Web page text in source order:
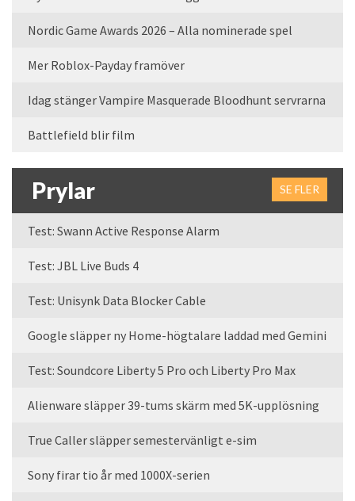
Nordic Game Awards 2026 – Alla nominerade spel
Mer Roblox-Payday framöver
Idag stänger Vampire Masquerade Bloodhunt servrarna
Battlefield blir film
Prylar SE FLER
Test: Swann Active Response Alarm
Test: JBL Live Buds 4
Test: Unisynk Data Blocker Cable
Google släpper ny Home-högtalare laddad med Gemini
Test: Soundcore Liberty 5 Pro och Liberty Pro Max
Alienware släpper 39-tums skärm med 5K-upplösning
True Caller släpper semestervänligt e-sim
Sony firar tio år med 1000X-serien